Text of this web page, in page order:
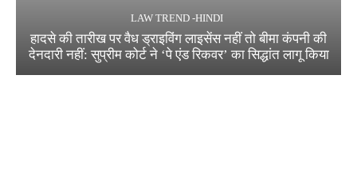
LAW TREND -HINDI
हादसे की तारीख पर वैध ड्राइविंग लाइसेंस नहीं तो बीमा कंपनी की
देनदारी नहीं: सुप्रीम कोर्ट ने ‘पे एंड रिकवर’ का सिद्धांत लागू किया